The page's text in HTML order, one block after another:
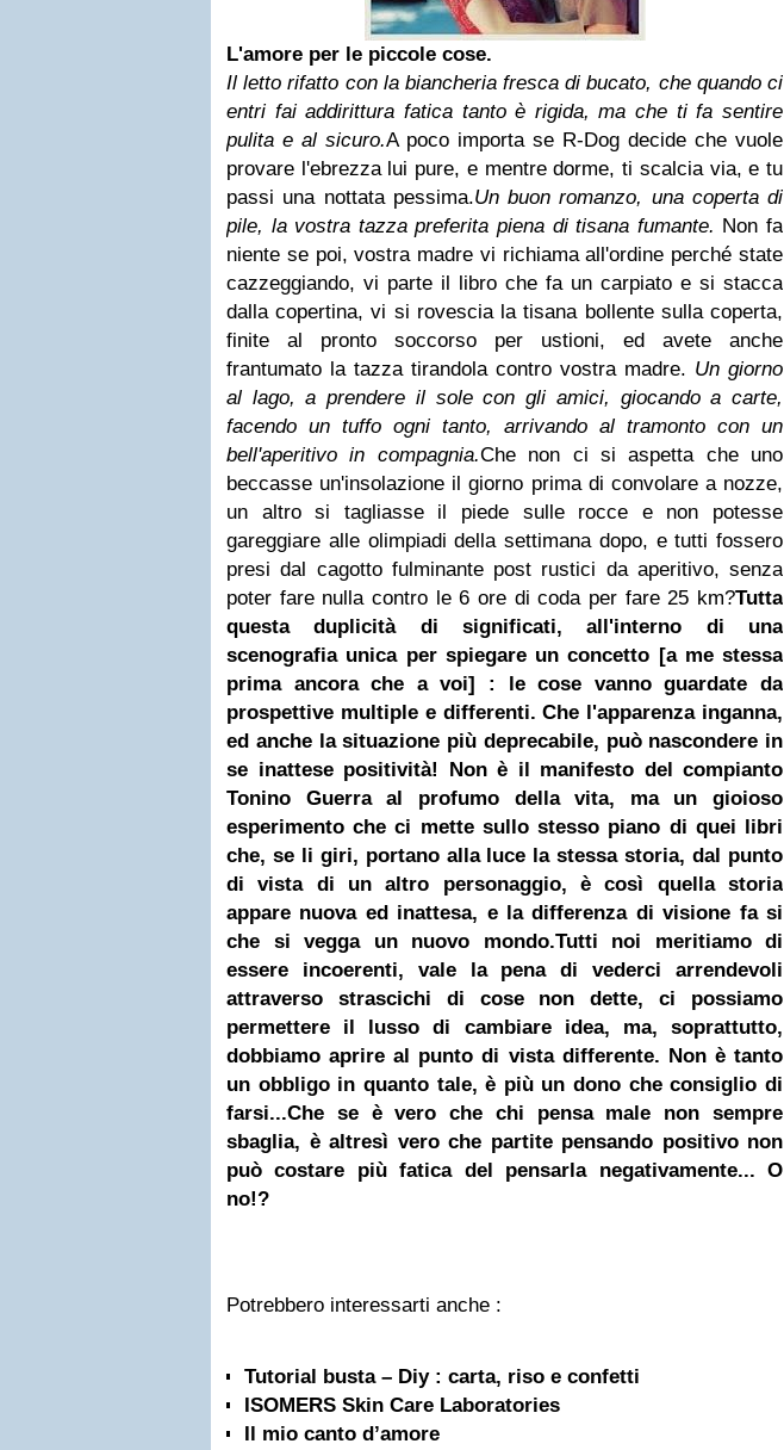
L'amore per le piccole cose.
Il letto rifatto con la biancheria fresca di bucato, che quando ci
entri fai addirittura fatica tanto è rigida, ma che ti fa sentire
pulita e al sicuro.A poco importa se R-Dog decide che vuole
provare l'ebrezza lui pure, e mentre dorme, ti scalcia via, e tu
passi una nottata pessima.Un buon romanzo, una coperta di
pile, la vostra tazza preferita piena di tisana fumante. Non fa
niente se poi, vostra madre vi richiama all'ordine perché state
cazzeggiando, vi parte il libro che fa un carpiato e si stacca
dalla copertina, vi si rovescia la tisana bollente sulla coperta,
finite al pronto soccorso per ustioni, ed avete anche
frantumato la tazza tirandola contro vostra madre. Un giorno
al lago, a prendere il sole con gli amici, giocando a carte,
facendo un tuffo ogni tanto, arrivando al tramonto con un
bell'aperitivo in compagnia.Che non ci si aspetta che uno
beccasse un'insolazione il giorno prima di convolare a nozze,
un altro si tagliasse il piede sulle rocce e non potesse
gareggiare alle olimpiadi della settimana dopo, e tutti fossero
presi dal cagotto fulminante post rustici da aperitivo, senza
poter fare nulla contro le 6 ore di coda per fare 25 km?Tutta
questa duplicità di significati, all'interno di una
scenografia unica per spiegare un concetto [a me stessa
prima ancora che a voi] : le cose vanno guardate da
prospettive multiple e differenti. Che l'apparenza inganna,
ed anche la situazione più deprecabile, può nascondere in
se inattese positività! Non è il manifesto del compianto
Tonino Guerra al profumo della vita, ma un gioioso
esperimento che ci mette sullo stesso piano di quei libri
che, se li giri, portano alla luce la stessa storia, dal punto
di vista di un altro personaggio, è così quella storia
appare nuova ed inattesa, e la differenza di visione fa si
che si vegga un nuovo mondo.Tutti noi meritiamo di
essere incoerenti, vale la pena di vederci arrendevoli
attraverso strascichi di cose non dette, ci possiamo
permettere il lusso di cambiare idea, ma, soprattutto,
dobbiamo aprire al punto di vista differente. Non è tanto
un obbligo in quanto tale, è più un dono che consiglio di
farsi...Che se è vero che chi pensa male non sempre
sbaglia, è altresì vero che partite pensando positivo non
può costare più fatica del pensarla negativamente... O
no!?
Potrebbero interessarti anche :
Tutorial busta – Diy : carta, riso e confetti
ISOMERS Skin Care Laboratories
Il mio canto d’amore